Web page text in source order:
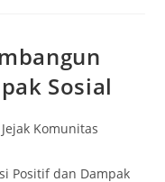
Sosial
Jejak Komunitas
Positif dan Dampak